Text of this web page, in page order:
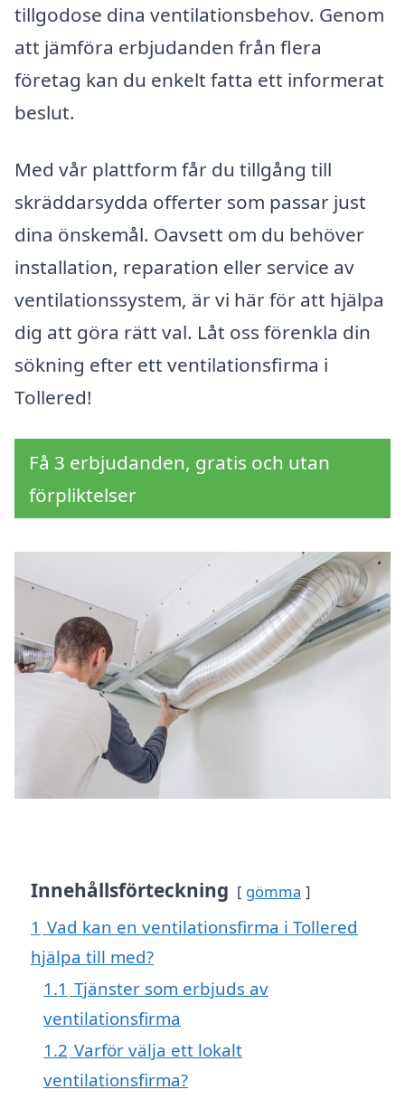
tillgodose dina ventilationsbehov. Genom
att jämföra erbjudanden från flera
företag kan du enkelt fatta ett informerat
beslut.
Med vår plattform får du tillgång till
skräddarsydda offerter som passar just
dina önskemål. Oavsett om du behöver
installation, reparation eller service av
ventilationssystem, är vi här för att hjälpa
dig att göra rätt val. Låt oss förenkla din
sökning efter ett ventilationsfirma i
Tollered!
Få 3 erbjudanden, gratis och utan
förpliktelser
Innehållsförteckning gömma
1 Vad kan en ventilationsfirma i Tollered
hjälpa till med?
1.1 Tjänster som erbjuds av
ventilationsfirma
1.2 Varför välja ett lokalt
ventilationsfirma?